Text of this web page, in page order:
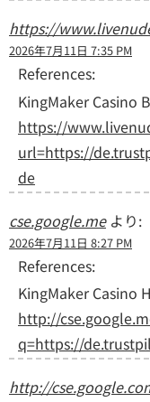
https://
2026年7月11日 7:35 PM
References:
KingMaker Casino
https://
url=https://
de
cse.google.me より:
2026年7月11日 8:27 PM
References:
KingMaker Casino
http://
q=https://
http://